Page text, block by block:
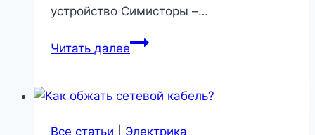
устройство Симисторы –…
Читать далееПростые
симисторов
Все статьи Электрика